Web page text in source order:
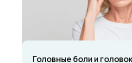
Головные боли и